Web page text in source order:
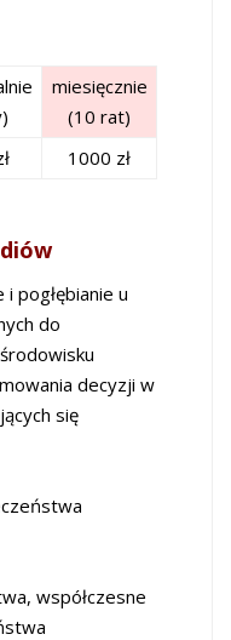
miesięcznie
(10 rat)
1000 zł
pogłębianie u
do
decyzji w
się
współczesne